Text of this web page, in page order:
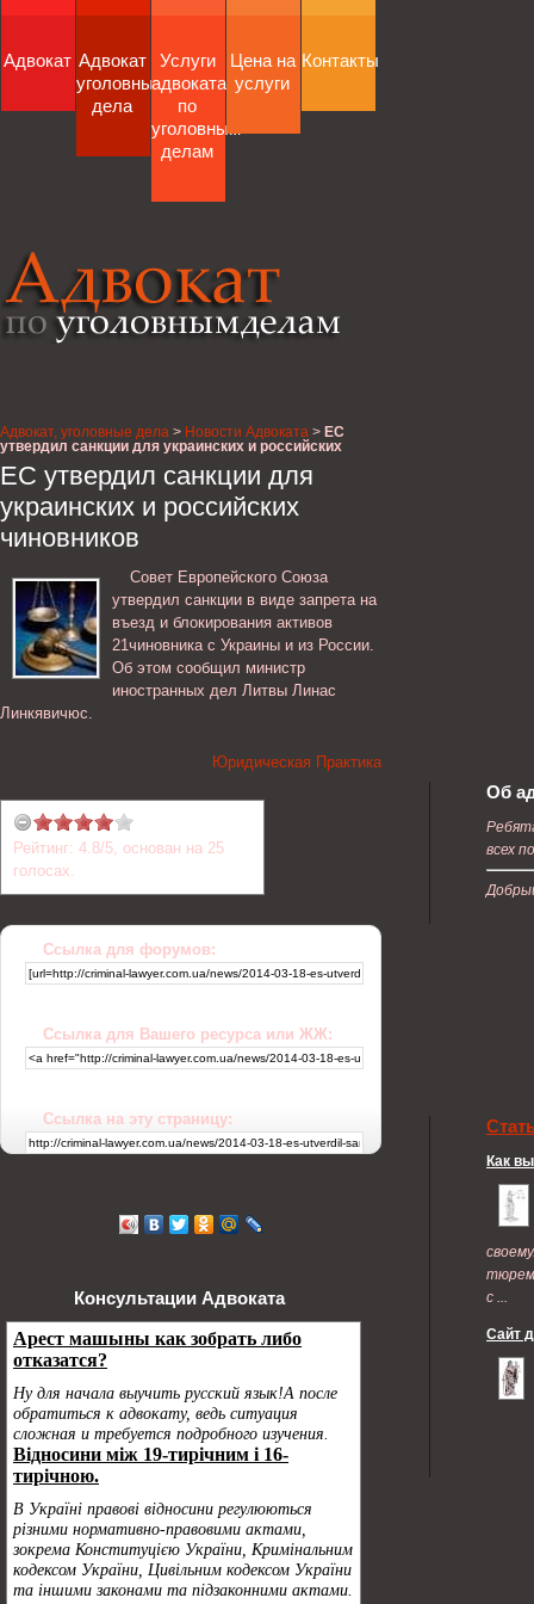
Адвокат Адвокат
уголовные
дела
Услуги
адвоката
по
уголовным
делам
Цена на
услуги
Контакты
Адвокат, уголовные дела > Новости Адвоката > ЕС
утвердил санкции для украинских и российских
ЕС утвердил санкции для
украинских и российских
чиновников
Совет Европейского Союза
утвердил санкции в виде запрета на
въезд и блокирования активов
21чиновника с Украины и из России.
Об этом сообщил министр
иностранных дел Литвы Линас
Линкявичюс.
Юридическая Практика
Рейтинг: 4.8/5, основан на 25
голосах.
Ссылка для форумов:
Ссылка для Вашего ресурса или ЖЖ:
Ссылка на эту страницу:
Консультации Адвоката
Об
всех
Как
с ...
Сайт